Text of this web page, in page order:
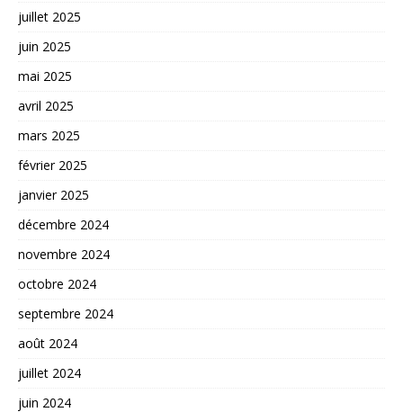
juillet 2025
juin 2025
mai 2025
avril 2025
mars 2025
février 2025
janvier 2025
décembre 2024
novembre 2024
octobre 2024
septembre 2024
août 2024
juillet 2024
juin 2024